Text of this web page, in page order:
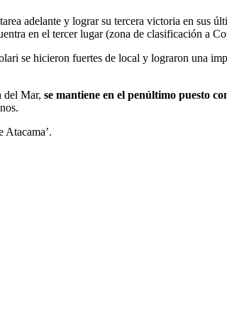
adelante y lograr su tercera victoria en sus
en el tercer lugar (zona de clasificación a
se hicieron fuertes de local y lograron una
del Mar, se mantiene en el penúltimo puesto
Atacama’.